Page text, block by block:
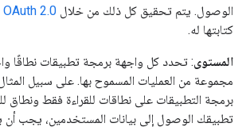
الوصول. يتم تحقيق كل ذلك من خلال OAuth 2.0
كتابتها له.
المستوى: تحدد كل واجهة برمجة تطبيقات نطاقًا
مجموعة من العمليات المسموح بها. على سبيل
برمجة التطبيقات على نطاقات للقراءة فقط ونطاق
تطبيقك الوصول إلى بيانات المستخدمين، يجب أن